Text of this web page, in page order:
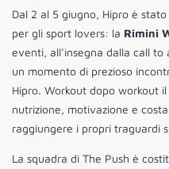
Dal 2 al 5 giugno, Hipro è
per gli sport lovers: la Rimini
eventi, all’insegna dalla call to
un momento di prezioso
Hipro. Workout dopo workout
nutrizione, motivazione e
raggiungere i propri traguardi
La squadra di The Push è